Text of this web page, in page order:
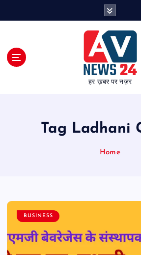
हर ख़बर पर नज़र
Tag Ladhani
Home
BUSINESS